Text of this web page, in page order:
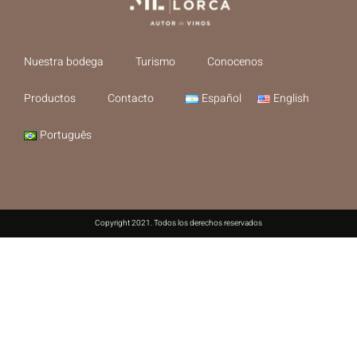
Nuestra bodega Turismo Conocenos
Productos Contacto Español English
Português
Copyright 2021. Todos los derechos reservados